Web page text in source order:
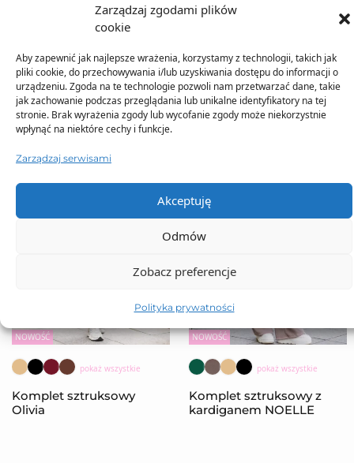
Zarządzaj zgodami plików
cookie
Aby zapewnić jak najlepsze wrażenia, korzystamy z technologii, takich jak
pliki cookie, do przechowywania i/lub uzyskiwania dostępu do informacji o
urządzeniu. Zgoda na te technologie pozwoli nam przetwarzać dane, takie
jak zachowanie podczas przeglądania lub unikalne identyfikatory na tej
stronie. Brak wyrażenia zgody lub wycofanie zgody może niekorzystnie
wpłynąć na niektóre cechy i funkcje.
Zarządzaj serwisami
Akceptuję
Odmów
Zobacz preferencje
Polityka prywatności
NOWOŚĆ
pokaż wszystkie
Komplet sztruksowy
Olivia
NOWOŚĆ
pokaż wszystkie
Komplet sztruksowy z
kardiganem NOELLE